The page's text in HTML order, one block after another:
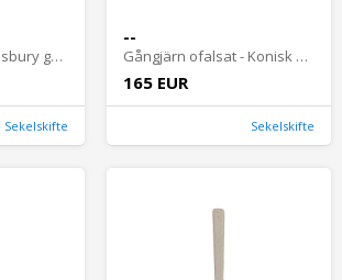
Köksblandare - Finsbury guld med handdusch
Sekelskifte
--
Gångjärn ofalsat - Konisk knopp för fönster
165 EUR
Sekelskifte